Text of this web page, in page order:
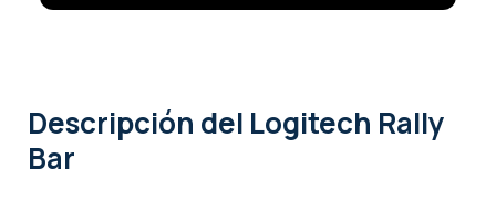
Descripción del Logitech Rally
Bar